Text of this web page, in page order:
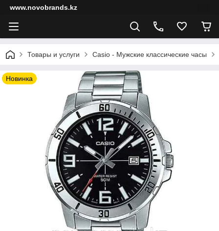
www.novobrands.kz
Товары и услуги Casio - Мужские классические часы
Новинка